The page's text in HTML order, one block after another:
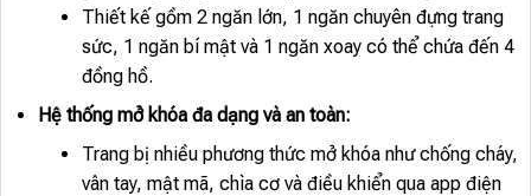
Thiết kế gồm 2 ngăn lớn, 1 ngăn chuyên đựng trang
sức, 1 ngăn bí mật và 1 ngăn xoay có thể chứa đến 4
đồng hồ.
Hệ thống mở khóa đa dạng và an toàn:
Trang bị nhiều phương thức mở khóa như chống cháy,
vân tay, mật mã, chìa cơ và điều khiển qua app điện